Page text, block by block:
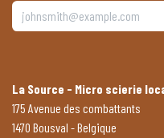
La Source - Micro scierie
175 Avenue des combattants
1470 Bousval - Belgique